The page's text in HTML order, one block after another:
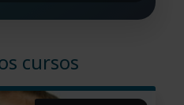
cursos